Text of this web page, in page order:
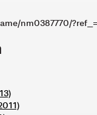
nm0387770/